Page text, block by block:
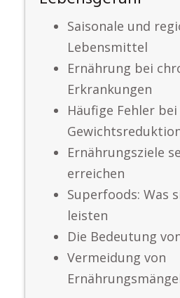
Saisonale und
Lebensmittel
Ernährung bei
Erkrankungen
Häufige Fehler
Ernährungsziele
erreichen
Superfoods: Was
leisten
Die Bedeutung
Vermeidung von